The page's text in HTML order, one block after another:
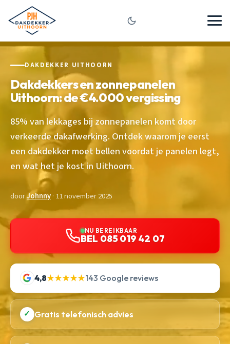
DAKDEKKER UITHOORN
Dakdekkers en zonnepanelen
Uithoorn: de €4.000 vergissing
85% van lekkages bij zonnepanelen komt door
verkeerde dakafwerking. Ontdek waarom je eerst
een dakdekker moet bellen voordat je panelen legt,
en wat het je kost in Uithoorn.
doorJohnny· 11 november 2025
NU BEREIKBAAR
BEL 085 019 42 07
4,8★★★★★143 Google reviews
✓ Gratis telefonisch advies